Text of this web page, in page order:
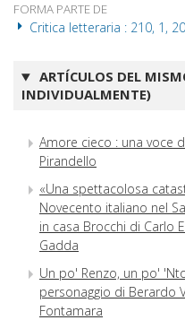
FORMA PARTE DE
Critica letteraria : 210, 1,
ARTÍCULOS DEL
INDIVIDUALMENTE)
Amore cieco : una voce
Pirandello
«Una spettacolosa
Novecento italiano nel
in casa Brocchi di Carlo
Gadda
Un po' Renzo, un po'
personaggio di Berardo
Fontamara